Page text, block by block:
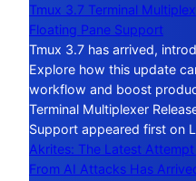
Tmux 3.7 Terminal
Floating Pane Support
Tmux 3.7 has arrived,
Explore how this update
workflow and boost
Terminal Multiplexer
Support appeared first on
Akrites: The Latest
From AI Attacks Has